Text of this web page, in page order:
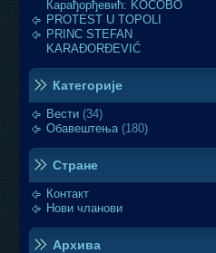
Карађорђевић: KOСОВО
PROTEST U TOPOLI
PRINC STEFAN
KARAĐORĐEVIĆ
Категорије
Вести (34)
Обавештења(180)
Стране
Контакт
Нови чланови
Архива